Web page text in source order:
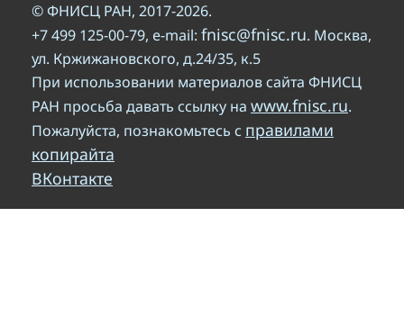
© ФНИСЦ РАН, 2017-2026.
+7 499 125-00-79, e-mail: fnisc@fnisc.ru. Москва,
ул. Кржижановского, д.24/35, к.5
При использовании материалов сайта ФНИСЦ
РАН просьба давать ссылку на www.fnisc.ru.
Пожалуйста, познакомьтесь с правилами
копирайта
ВКонтакте